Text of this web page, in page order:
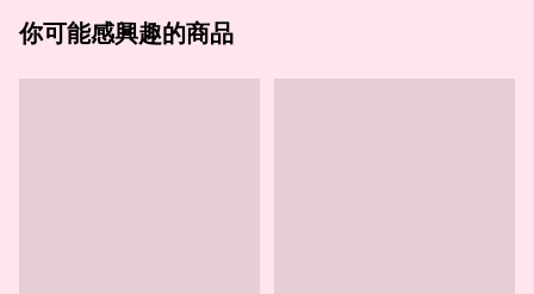
你可能感興趣的商品